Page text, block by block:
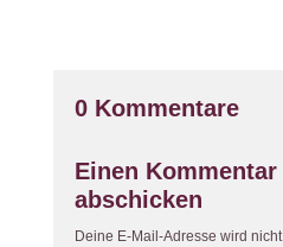
0 Kommentare
Einen Kommentar
abschicken
Deine E-Mail-Adresse wird nicht